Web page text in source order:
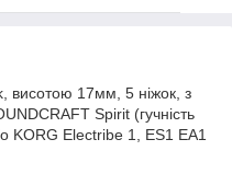
висотою 17мм, 5 ніжок, з
Spirit (гучність
KORG Electribe 1, ES1 EA1